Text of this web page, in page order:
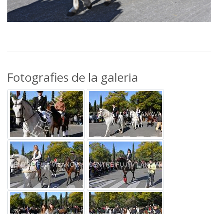
Fotografies de la galeria